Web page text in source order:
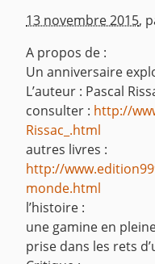
13 novembre 2015,
A propos de :
Un anniversaire
L’auteur : Pascal
consulter : http://
Rissac_.html
autres livres :
http://
monde.html
l’histoire :
une gamine en
prise dans les rets